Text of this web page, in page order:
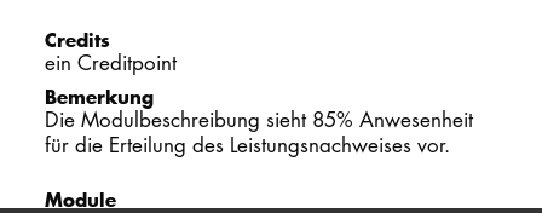
Credits
ein Creditpoint
Bemerkung
Die Modulbeschreibung sieht 85% Anwesenheit
für die Erteilung des Leistungsnachweises vor.
Module